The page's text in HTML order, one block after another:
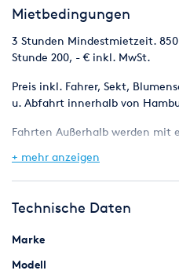
MwSt., Fahrer,
und Abfahrt innerhalb von
Hamburg. Außerhalb wird eine
berechnet. Jede weitere Stunde
Ideal für große
Mietbedingungen
3 Stunden Mindestmietzeit.
Stunde 200, - € inkl. MwSt.
Preis inkl. Fahrer, Sekt,
u. Abfahrt innerhalb von
Fahrten Außerhalb werden mit
+ mehr anzeigen
Technische Daten
Marke
Modell